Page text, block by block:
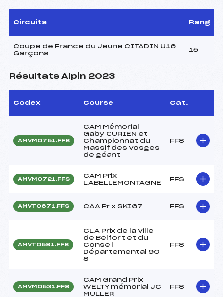
Circuits Rang
Coupe de France du Jeune CITADIN U16
Garçons
15
Résultats Alpin 2023
Codex Course Cat.
AMVM0751.FFS
CAM Mémorial
Gaby CURIEN et
Championnat du
Massif des Vosges
de géant
FFS
AMVM0721.FFS
CAM Prix
LABELLEMONTAGNE
FFS
AMVT0671.FFS CAA Prix SKI67 FFS
AMVT0591.FFS
CLA Prix de la Ville
de Belfort et du
Conseil
Départemental 90
S
FFS
AMVM0531.FFS
CAM Grand Prix
WELTY mémorial JC
MULLER
FFS